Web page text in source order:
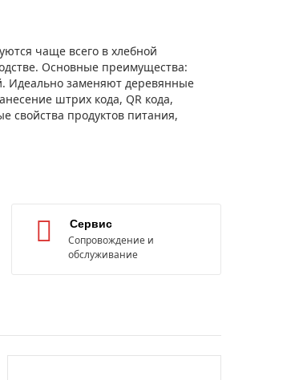
чаще всего в хлебной
Основные преимущества:
Идеально заменяют деревянные
штрих кода, QR кода,
свойства продуктов питания,
Сервис
Сопровождение и
обслуживание